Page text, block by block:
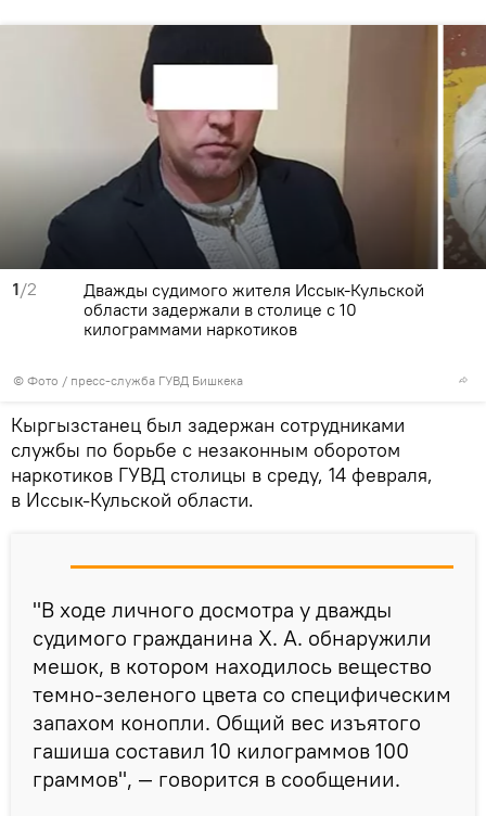
1/2
© Фото / пресс-служба ГУВД Бишкека
Дважды судимого жителя Иссык-Кульской
области задержали в столице с 10
килограммами наркотиков
Кыргызстанец был задержан сотрудниками
службы по борьбе с незаконным оборотом
наркотиков ГУВД столицы в среду, 14 февраля,
в Иссык-Кульской области.
"В ходе личного досмотра у дважды
судимого гражданина Х. А. обнаружили
мешок, в котором находилось вещество
темно-зеленого цвета со специфическим
запахом конопли. Общий вес изъятого
гашиша составил 10 килограммов 100
граммов", — говорится в сообщении.